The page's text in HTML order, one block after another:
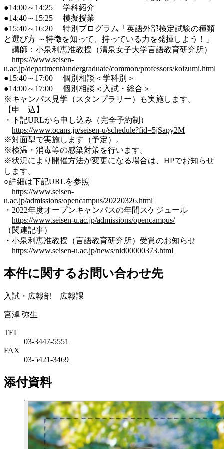
●14:00～14:25 学科紹介
●14:40～15:25 模擬授業
●15:40～16:20 特別プログラム「英語外部検定試験の種類
と選び方 ～特徴を知って、持っている力を発揮しよう！」
講師：小泉利恵准教授（清泉女子大学言語教育研究所）
https://www.seisen-
u.ac.jp/department/undergraduate/common/professors/koizumi.html
●15:40～17:00 個別相談＜学科別＞
●14:00～17:00 個別相談＜入試・総合＞
※キャンパス見学（スタンプラリー）も実施します。
【申 込】
・下記URLから申し込み（完全予約制）
https://www.ocans.jp/seisen-u/schedule?fid=5jSapy2M
※対面型で実施します（予定）。
※検温・消毒等の感染対策を行います。
※状況により開催方法が変更になる場合は、HPでお知らせ
します。
○詳細は下記URLを参照
https://www.seisen-
u.ac.jp/admissions/opencampus/20220326.html
・2022年度オープンキャンパスの年間スケジュール
https://www.seisen-u.ac.jp/admissions/opencampus/
（関連記事）
・小泉利恵准教授（言語教育研究所）受賞のお知らせ
https://www.seisen-u.ac.jp/news/nid00000373.html
本件に関するお問い合わせ先
入試・広報部 広報課
宮澤 弥生
TEL
03-3447-5551
FAX
03-5421-3469
添付資料